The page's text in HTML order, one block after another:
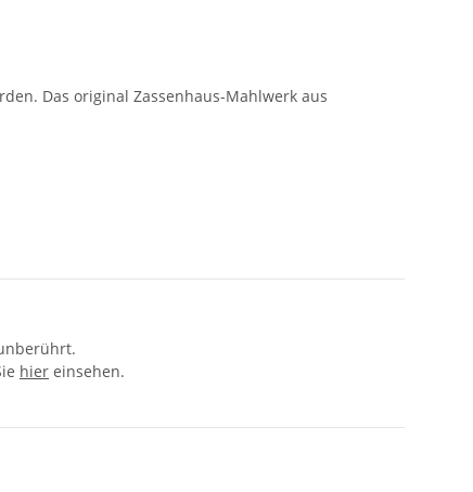
Das original Zassenhaus-Mahlwerk aus
hier einsehen.